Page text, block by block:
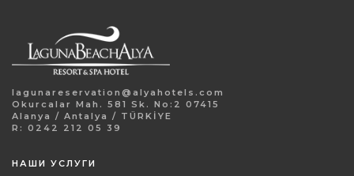
lagunareservation@alyahotels.com
Okurcalar Mah. 581 Sk. No:2 07415
Alanya / Antalya / TÜRKİYE
R: 0242 212 05 39
НАШИ УСЛУГИ